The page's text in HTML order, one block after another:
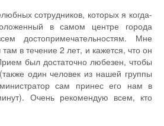
сотрудников, которых я когда-
в самом центре города
достопримечательностям. Мне
в течение 2 лет, и кажется, что он
был достаточно любезен, чтобы
один человек из нашей группы
сам принес его нам в
Очень рекомендую всем, кто